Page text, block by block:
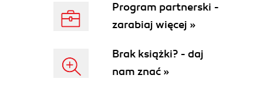
Program partnerski -
zarabiaj więcej »
Brak książki? - daj
nam znać »